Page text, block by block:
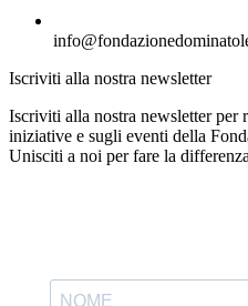
Iscriviti alla nostra newsletter
Iscriviti alla nostra newsletter per
iniziative e sugli eventi della
Unisciti a noi per fare la